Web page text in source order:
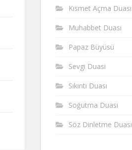
Kısmet Açma Duası
Muhabbet Duası
Papaz Büyüsü
Sevgi Duasi
Sıkıntı Duası
Soğutma Duası
Söz Dinletme Duası